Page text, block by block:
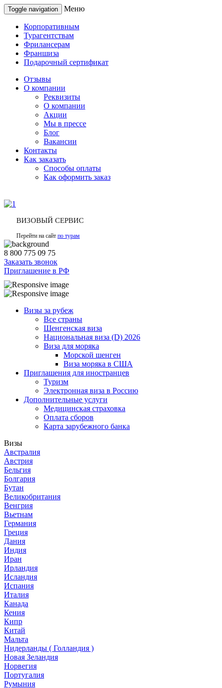
Toggle navigation Меню
Корпоративным
Турагентствам
Фрилансерам
Франшиза
Подарочный сертификат
Отзывы
О компании
Реквизиты
О компании
Акции
Мы в прессе
Блог
Вакансии
Контакты
Как заказать
Способы оплаты
Как оформить заказ
ВИЗОВЫЙ СЕРВИС
Перейти на сайт по турам
8 800 775 09 75
Заказать звонок
Приглашение в РФ
Визы за рубеж
Все страны
Шенгенская виза
Национальная виза (D) 2026
Виза для моряка
Морской шенген
Виза моряка в США
Приглашения для иностранцев
Туризм
Электронная виза в Россию
Дополнительные услуги
Медицинская страховка
Оплата сборов
Карта зарубежного банка
Визы
Австралия
Австрия
Бельгия
Болгария
Бутан
Великобритания
Венгрия
Вьетнам
Германия
Греция
Дания
Индия
Иран
Ирландия
Исландия
Испания
Италия
Канада
Кения
Кипр
Китай
Мальта
Нидерланды ( Голландия )
Новая Зеландия
Норвегия
Португалия
Румыния